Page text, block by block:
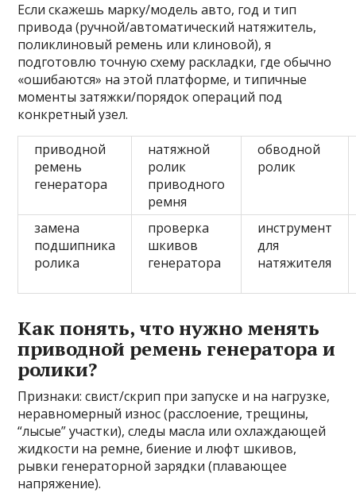
Если скажешь марку/модель авто, год и тип
привода (ручной/автоматический натяжитель,
поликлиновый ремень или клиновой), я
подготовлю точную схему раскладки, где обычно
«ошибаются» на этой платформе, и типичные
моменты затяжки/порядок операций под
конкретный узел.
приводной
ремень
генератора
натяжной
ролик
приводного
ремня
обводной
ролик
замена
подшипника
ролика
проверка
шкивов
генератора
инструмент
для
натяжителя
Как понять, что нужно менять
приводной ремень генератора и
ролики?
Признаки: свист/скрип при запуске и на нагрузке,
неравномерный износ (расслоение, трещины,
“лысые” участки), следы масла или охлаждающей
жидкости на ремне, биение и люфт шкивов,
рывки генераторной зарядки (плавающее
напряжение).